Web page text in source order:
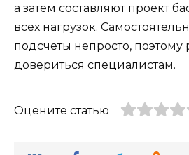
а затем составляют проект
всех нагрузок.
подсчеты непросто, поэтому
довериться специалистам.
Оцените статью